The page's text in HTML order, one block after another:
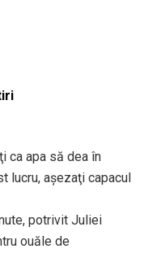
ca apa să dea în
lucru, aşezaţi capacul
potrivit Juliei
ouăle de